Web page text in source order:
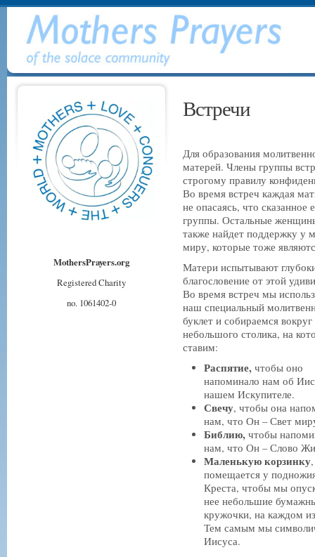
Встречи
Для образования
матерей. Члены группы
строгому правилу
Во время встреч каждая
не опасаясь, что сказанное
группы. Остальные
также найдет поддержку у
миру, которые тоже
Матери испытывают
благословение от этой
Во время встреч мы
наш специальный
буклет и собираемся вокруг
небольшого столика, на
ставим:
Распятие, чтобы оно
напоминало нам об
нашем Искупителе.
Свечу, чтобы она
нам, что Он – Свет
Библию, чтобы
нам, что Он – Слово
Маленькую корзинку
помещается у
Креста, чтобы мы
нее небольшие
кружочки, на каждом
Тем самым мы
Иисуса.
MothersPrayers.org
Registered Charity
no. 1061402-0